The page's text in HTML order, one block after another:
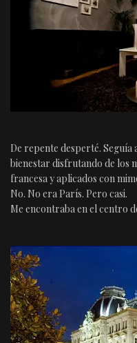
De repente desperté.
bienestar disfrutando de los
francesa y aplicados con
No. No era París. Pero casi.
Me encontraba en el centro